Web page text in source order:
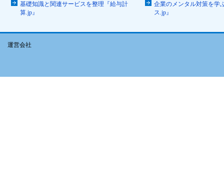
基礎知識と関連サービスを整理『給与計
算.jp』
企業のメンタル対策を学
ス.jp』
運営会社